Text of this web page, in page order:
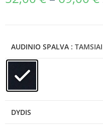
AUDINIO SPALVA :
DYDIS